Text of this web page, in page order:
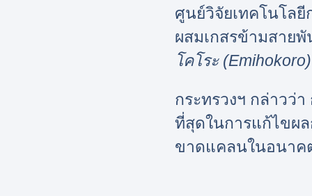
ศูนย์วิจัยเทคโนโล
ผสมเกสรข้ามสาย
โคโระ
กระทรวงฯ กล่าวว่
ที่สุดในการแก้ไขผ
ขาดแคลนในอนาค